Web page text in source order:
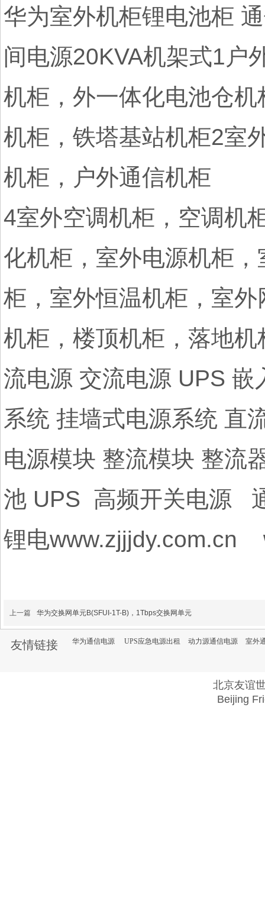
华为室外机柜锂电池柜
间电源20KVA机架式1户
机柜，外一体化电池仓
机柜，铁塔基站机柜2室
机柜，户外通信机柜
4室外空调机柜，空调机
化机柜，室外电源机柜
柜，室外恒温机柜，室
机柜，楼顶机柜，落地
流电源 交流电源 UPS
系统 挂墙式电源系统 直
电源模块 整流模块 整
池 UPS 高频开关电源
锂电
上一篇 华为交换网单元B(SFUI-1T-B)，1Tbps交换网单元
友情链接 华为通信电源 室外
动力源通信电源
UPS应急电源出租
北京友谊
Beijing